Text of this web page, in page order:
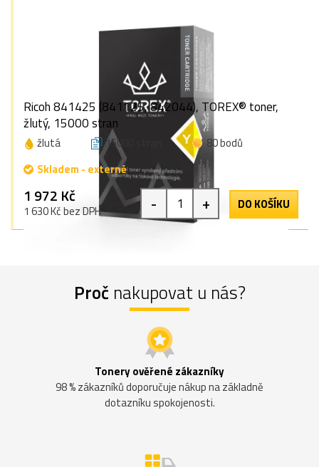
Ricoh 841425 (841125, 842044), TOREX® toner,
žlutý, 15000 stran
žlutá 15000 stran
80 bodů
Skladem - externě
1 972 Kč
1 630 Kč bez DPH - + DO KOŠÍKU
Proč nakupovat u nás?
Tonery ověřené zákazníky
98 % zákazníků doporučuje nákup na základně
dotazníku spokojenosti.